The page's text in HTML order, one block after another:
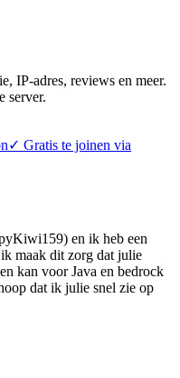
IP-adres, reviews en meer.
server.
✓ Gratis te joinen via
en ik heb een
maak dit zorg dat julie
kan voor Java en bedrock
dat ik julie snel zie op